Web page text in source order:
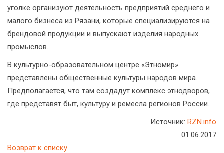
уголке организуют деятельность предприятий среднего и
малого бизнеса из Рязани, которые специализируются на
брендовой продукции и выпускают изделия народных
промыслов.
В культурно-образовательном центре «Этномир»
представлены общественные культуры народов мира.
Предполагается, что там создадут комплекс этнодворов,
где представят быт, культуру и ремесла регионов России.
Источник: RZN.info
01.06.2017
Возврат к списку